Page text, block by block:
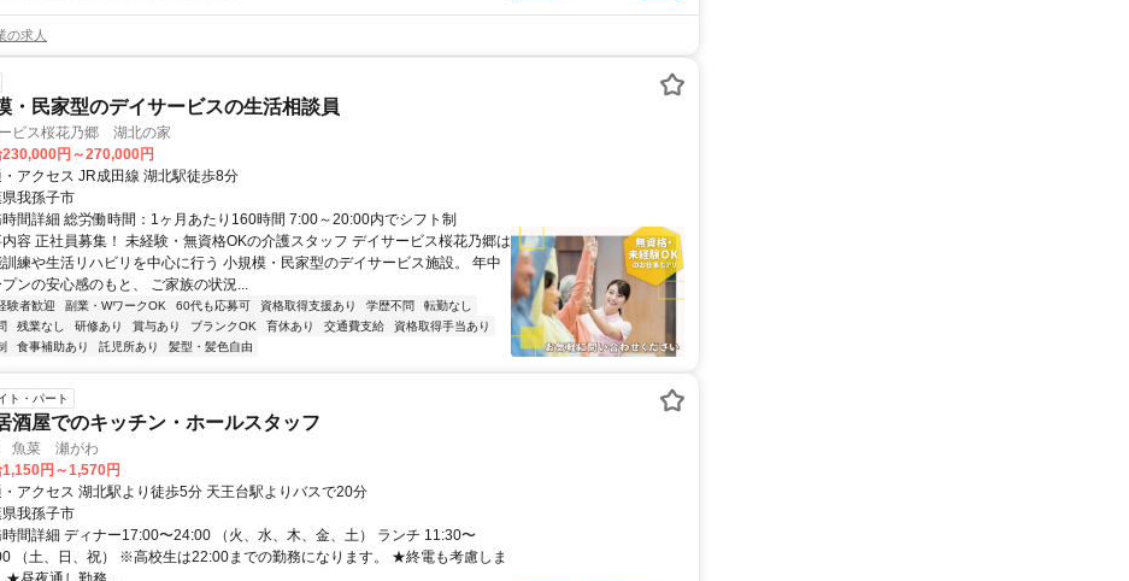
の求人
・民家型のデイサービスの生活相談員
ビス桜花乃郷 湖北の家
230,000円～270,000円
アクセス JR成田線 湖北駅徒歩8分
我孫子市
間詳細 総労働時間：1ヶ月あたり160時間 7:00～20:00内でシフト制
容 正社員募集！ 未経験・無資格OKの介護スタッフ デイサービス桜花乃郷は
練や生活リハビリを中心に行う 小規模・民家型のデイサービス施設。 年中
プンの安心感のもと、 ご家族の状況...
験者歓迎 副業・WワークOK 60代も応募可 資格取得支援あり 学歴不問
転勤なし
残業なし 研修あり 賞与あり ブランクOK 育休あり 交通費支給
資格取得手当あり
食事補助あり 託児所あり 髪型・髪色自由
ト・パート
酒屋でのキッチン・ホールスタッフ
魚菜 瀬がわ
1,150円～1,570円
アクセス 湖北駅より徒歩5分 天王台駅よりバスで20分
我孫子市
間詳細 ディナー17:00〜24:00 （火、水、木、金、土） ランチ 11:30〜
（土、日、祝） ※高校生は22:00までの勤務になります。 ★終電も考慮しま